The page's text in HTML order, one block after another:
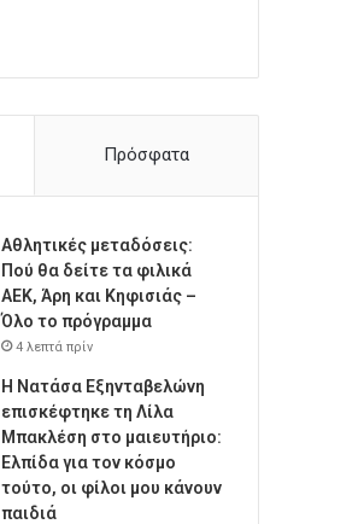
Πρόσφατα
Αθλητικές μεταδόσεις:
Πού θα δείτε τα φιλικά
ΑΕΚ, Άρη και Κηφισιάς –
Όλο το πρόγραμμα
4 λεπτά πρίν
Η Νατάσα Εξηνταβελώνη
επισκέφτηκε τη Λίλα
Μπακλέση στο μαιευτήριο:
Ελπίδα για τον κόσμο
τούτο, οι φίλοι μου κάνουν
παιδιά